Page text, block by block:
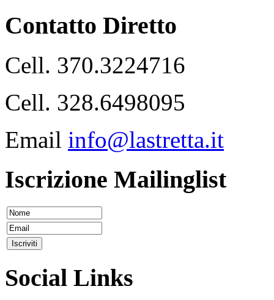
Contatto Diretto
Cell. 370.3224716
Cell. 328.6498095
Email info@lastretta.it
Iscrizione Mailinglist
Social Links